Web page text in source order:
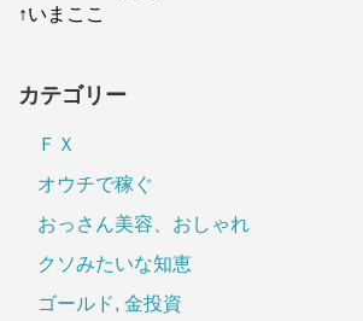
↑いまここ
カテゴリー
ＦＸ
オウチで稼ぐ
おっさん美容、おしゃれ
クソみたいな知恵
ゴールド, 金投資